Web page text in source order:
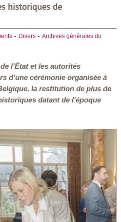
historiques de
- Divers- Archives générales du
l’État et les autorités
d’une cérémonie organisée à
la restitution de plus de
datant de l’époque